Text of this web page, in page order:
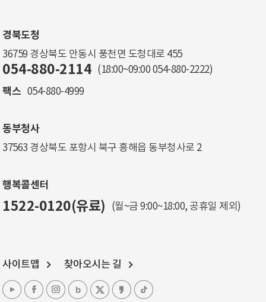
경북도청
36759 경상북도 안동시 풍천면 도청대로 455
054-880-2114 (18:00~09:00 054-880-2222)
팩스 054-880-4999
동부청사
37563 경상북도 포항시 북구 흥해읍 동부청사로 2
행복콜센터
1522-0120(유료) (월~금 9:00~18:00, 공휴일 제외)
사이트맵 찾아오시는 길